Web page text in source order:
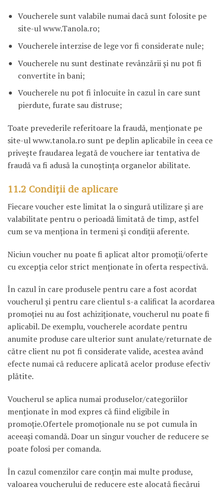
Voucherele sunt valabile numai dacă sunt folosite pe
site-ul www.Tanola.ro;
Voucherele interzise de lege vor fi considerate nule;
Voucherele nu sunt destinate revânzării şi nu pot fi
convertite în bani;
Voucherele nu pot fi înlocuite în cazul în care sunt
pierdute, furate sau distruse;
Toate prevederile referitoare la fraudă, menţionate pe
site-ul www.tanola.ro sunt pe deplin aplicabile în ceea ce
priveşte fraudarea legată de vouchere iar tentativa de
fraudă va fi adusă la cunoştinţa organelor abilitate.
11.2 Condiţii de aplicare
Fiecare voucher este limitat la o singură utilizare şi are
valabilitate pentru o perioadă limitată de timp, astfel
cum se va menţiona în termeni şi condiţii aferente.
Niciun voucher nu poate fi aplicat altor promoţii/oferte
cu excepţia celor strict menţionate în oferta respectivă.
În cazul în care produsele pentru care a fost acordat
voucherul şi pentru care clientul s-a calificat la acordarea
promoţiei nu au fost achiziţionate, voucherul nu poate fi
aplicabil. De exemplu, voucherele acordate pentru
anumite produse care ulterior sunt anulate/returnate de
către client nu pot fi considerate valide, acestea având
efecte numai că reducere aplicată acelor produse efectiv
plătite.
Voucherul se aplica numai produselor/categoriilor
menţionate în mod expres că fiind eligibile în
promoţie.Ofertele promoţionale nu se pot cumula în
aceeaşi comandă. Doar un singur voucher de reducere se
poate folosi per comanda.
În cazul comenzilor care conţin mai multe produse,
valoarea voucherului de reducere este alocată fiecărui